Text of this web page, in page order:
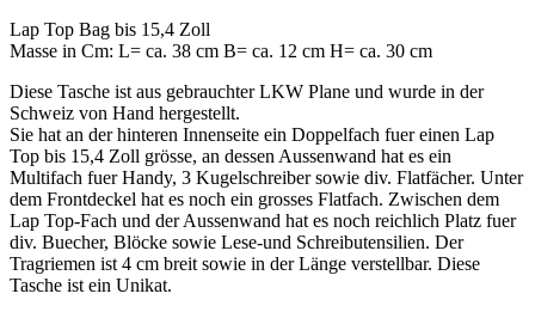
Lap Top Bag bis 15,4 Zoll
Masse in Cm: L= ca. 38 cm B= ca. 12 cm H= ca. 30 cm
Diese Tasche ist aus gebrauchter LKW Plane und wurde in der
Schweiz von Hand hergestellt.
Sie hat an der hinteren Innenseite ein Doppelfach fuer einen Lap
Top bis 15,4 Zoll grösse, an dessen Aussenwand hat es ein
Multifach fuer Handy, 3 Kugelschreiber sowie div. Flatfächer. Unter
dem Frontdeckel hat es noch ein grosses Flatfach. Zwischen dem
Lap Top-Fach und der Aussenwand hat es noch reichlich Platz fuer
div. Buecher, Blöcke sowie Lese-und Schreibutensilien. Der
Tragriemen ist 4 cm breit sowie in der Länge verstellbar. Diese
Tasche ist ein Unikat.